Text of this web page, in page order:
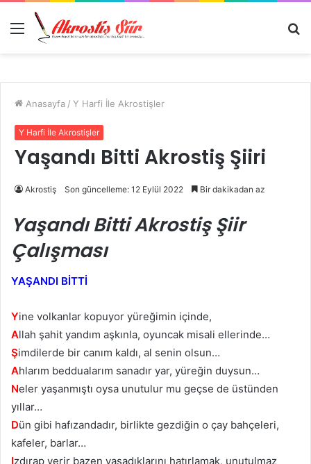
Menü
Anasayfa / Y Harfi İle Akrostişler
Y Harfi İle Akrostişler
Yaşandı Bitti Akrostiş Şiiri
Akrostiş Son güncelleme: 12 Eylül 2022 Bir dakikadan az
Yaşandı Bitti Akrostiş Şiir
Çalışması
YAŞANDI BİTTİ
Yine volkanlar kopuyor yüreğimin içinde,
Allah şahit yandım aşkınla, oyuncak misali ellerinde…
Şimdilerde bir canım kaldı, al senin olsun…
Ahlarım beddualarım sanadır yar, yüreğin duysun…
Neler yaşanmıştı oysa unutulur mu geçse de üstünden
yıllar…
Dün gibi hafızandadır, birlikte gezdiğin o çay bahçeleri,
kafeler, barlar…
Izdırap verir bazen yaşadıklarını hatırlamak, unutulmaz